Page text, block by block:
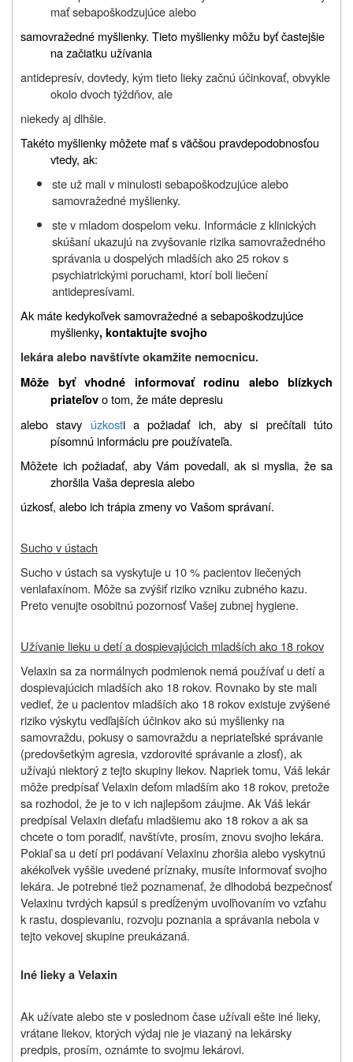
mať sebapoškodzujúce alebo
samovražedné myšlienky. Tieto myšlienky môžu byť častejšie
na začiatku užívania
antidepresív, dovtedy, kým tieto lieky začnú účinkovať, obvykle
okolo dvoch týždňov, ale
niekedy aj dlhšie.
Takéto myšlienky môžete mať s väčšou pravdepodobnosťou
vtedy, ak:
ste už mali v minulosti sebapoškodzujúce alebo
samovražedné myšlienky.
ste v mladom dospelom veku. Informácie z klinických
skúšaní ukazujú na zvyšovanie rizika samovražedného
správania u dospelých mladších ako 25 rokov s
psychiatrickými poruchami, ktorí boli liečení
antidepresívami.
Ak máte kedykoľvek samovražedné a sebapoškodzujúce
myšlienky, kontaktujte svojho
lekára alebo navštívte okamžite nemocnicu.
Môže byť vhodné informovať rodinu alebo blízkych
priateľov o tom, že máte depresiu
alebo stavy úzkosti a požiadať ich, aby si prečítali túto
písomnú informáciu pre používateľa.
Môžete ich požiadať, aby Vám povedali, ak si myslia, že sa
zhoršila Vaša depresia alebo
úzkosť, alebo ich trápia zmeny vo Vašom správaní.
Sucho v ústach
Sucho v ústach sa vyskytuje u 10 % pacientov liečených
venlafaxínom. Môže sa zvýšiť riziko vzniku zubného kazu.
Preto venujte osobitnú pozornosť Vašej zubnej hygiene.
Užívanie lieku u detí a dospievajúcich mladších ako 18 rokov
Velaxin sa za normálnych podmienok nemá používať u detí a
dospievajúcich mladších ako 18 rokov. Rovnako by ste mali
vedieť, že u pacientov mladších ako 18 rokov existuje zvýšené
riziko výskytu vedľajších účinkov ako sú myšlienky na
samovraždu, pokusy o samovraždu a nepriateľské správanie
(predovšetkým agresia, vzdorovité správanie a zlosť), ak
užívajú niektorý z tejto skupiny liekov. Napriek tomu, Váš lekár
môže predpísať Velaxin deťom mladším ako 18 rokov, pretože
sa rozhodol, že je to v ich najlepšom záujme. Ak Váš lekár
predpísal Velaxin dieťaťu mladšiemu ako 18 rokov a ak sa
chcete o tom poradiť, navštívte, prosím, znovu svojho lekára.
Pokiaľ sa u detí pri podávaní Velaxinu zhoršia alebo vyskytnú
akékoľvek vyššie uvedené príznaky, musíte informovať svojho
lekára. Je potrebné tiež poznamenať, že dlhodobá bezpečnosť
Velaxinu tvrdých kapsúl s predĺženým uvoľňovaním vo vzťahu
k rastu, dospievaniu, rozvoju poznania a správania nebola v
tejto vekovej skupine preukázaná.
Iné lieky a Velaxin
Ak užívate alebo ste v poslednom čase užívali ešte iné lieky,
vrátane liekov, ktorých výdaj nie je viazaný na lekársky
predpis, prosím, oznámte to svojmu lekárovi.